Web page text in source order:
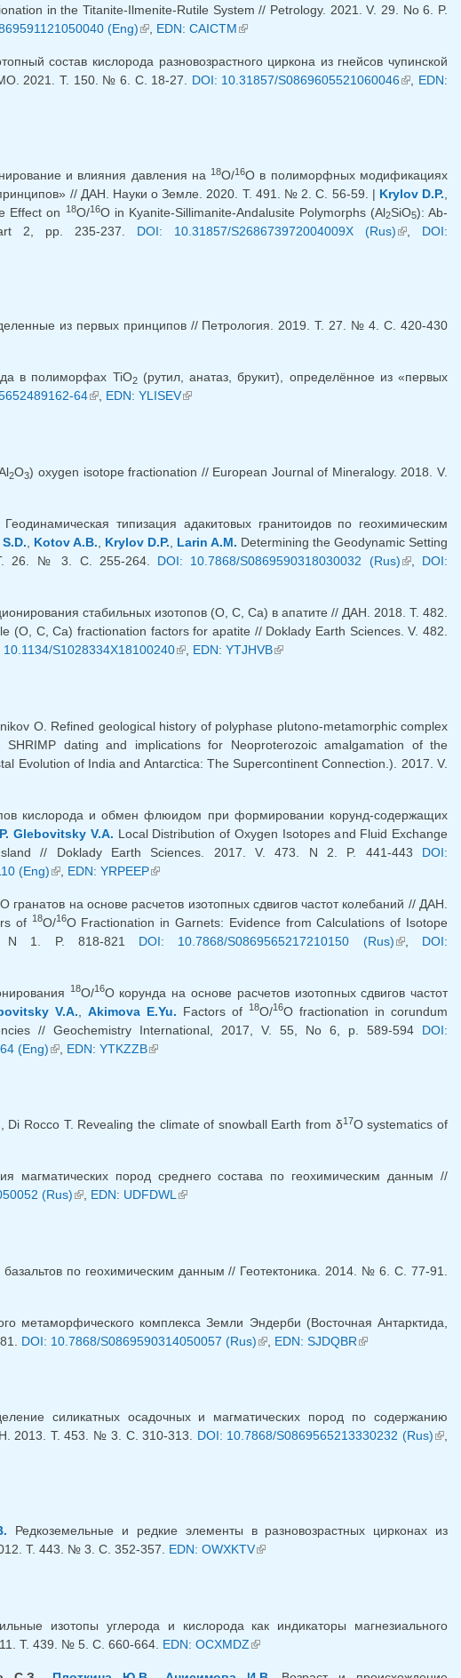
in the Titanite-Ilmenite-Rutile System // Petrology. 2021. V. 29. No 6. P.
(Eng)(внешняя ссылка)
, EDN: CAICTM(внешняя ссылка)
состав кислорода разновозрастного циркона из гнейсов чупинской
2021. Т. 150. № 6. С. 18-27. DOI: 10.31857/S0869605521060046(внешняя
, EDN:
и влияния давления на18O/16O в полиморфных модификациях
// ДАН. Науки о Земле. 2020. Т. 491. № 2. С. 56-59. | Krylov D.P.
Effect on 18O/16O in Kyanite-Sillimanite-Andalusite Polymorphs (Al2SiO5): Ab-
2, pp. 235-237. DOI: 10.31857/S268673972004009X (Rus)(внешняя
DOI:
из первых принципов // Петрология. 2019. Т. 27. № 4. С. 420-430
в полиморфах TiO2(рутил, анатаз, брукит), определённое из «первых
64(внешняя ссылка)
, EDN: YLISEV(внешняя ссылка)
2O3) oxygen isotope fractionation // European Journal of Mineralogy. 2018. V.
Геодинамическая типизация адакитовых гранитоидов по геохимическим
Kotov A.B. Krylov D.P. Larin A.M. Determining the Geodynamic Setting
Т. 26. № 3. С. 255-264. DOI: 10.7868/S0869590318030032 (Rus)(внешняя
, DOI:
стабильных изотопов (O, C, Ca) в апатите // ДАН. 2018. Т. 482.
(O, C, Ca) fractionation factors for apatite // Doklady Earth Sciences. V. 482.
ссылка)
10.1134/S1028334X18100240(внешняя ссылка)
, EDN: YTJHVB(внешняя ссылка)
O. Refined geological history of polyphase plutono-metamorphic complex
dating and implications for Neoproterozoic amalgamation of the
Evolution of India and Antarctica: The Supercontinent Connection.). 2017. V.
кислорода и обмен флюидом при формировании корунд-содержащих
Glebovitsky V.A. Local Distribution of Oxygen Isotopes and Fluid Exchange
// Doklady Earth Sciences. 2017. V. 473. N 2. P. 441-443 DOI:
(Eng)(внешняя ссылка)
, EDN: YRPEEP(внешняя ссылка)
O гранатов на основе расчетов изотопных сдвигов частот колебаний // ДАН.
of 18O/16O Fractionation in Garnets: Evidence from Calculations of Isotope
N 1. P. 818-821 DOI: 10.7868/S0869565217210150 (Rus)(внешняя
, DOI:
18O/16O корунда на основе расчетов изотопных сдвигов частот
V.A. Akimova E.Yu. Factors of 18O/16O fractionation in corundum
// Geochemistry International, 2017, V. 55, No 6, p. 589-594 DOI:
(Eng)(внешняя ссылка)
, EDN: YTKZZB(внешняя ссылка)
Di Rocco T. Revealing the climate of snowball Earth from δ17O systematics of
магматических пород среднего состава по геохимическим данным //
(Rus)(внешняя ссылка)
, EDN: UDFDWL(внешняя ссылка)
базальтов по геохимическим данным // Геотектоника. 2014. № 6. С. 77-91.
метаморфического комплекса Земли Эндерби (Восточная Антарктида,
DOI: 10.7868/S0869590314050057 (Rus)(внешняя ссылка)
, EDN: SJDQBR(внешняя
силикатных осадочных и магматических пород по содержанию
2013. Т. 453. № 3. С. 310-313. DOI: 10.7868/S0869565213330232 (Rus)
,
Редкоземельные и редкие элементы в разновозрастных цирконах из
Т. 443. № 3. С. 352-357. EDN: OWXKTV(внешняя ссылка)
изотопы углерода и кислорода как индикаторы магнезиального
Т. 439. № 5. С. 660-664. EDN: OCXMDZ(внешняя ссылка)